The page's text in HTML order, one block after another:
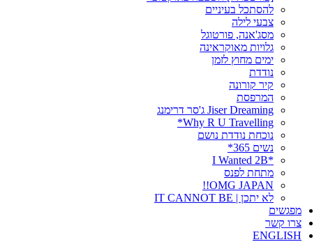
להסתכל בעיניים
צבעי לילה
מסג'אנה, פורטוגל
גלויות מאוקראינה
ימים מחוץ לזמן
נודדת
קיר קורונה
המרפסת
Jiser Dreaming ג'סר דרימנג
Why R U Travelling*
נוכחת נודדת נושם
נשים 365*
*I Wanted 2B
מתחת לפנס
OMG JAPAN!!
לא יתכן | IT CANNOT BE
מפגשים
צרו קשר
ENGLISH